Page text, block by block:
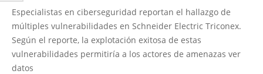
07-
Especialistas en ciberseguridad reportan el hallazgo de
múltiples vulnerabilidades en Schneider Electric Triconex.
Según el reporte, la explotación exitosa de estas
vulnerabilidades permitiría a los actores de amenazas ver
datos